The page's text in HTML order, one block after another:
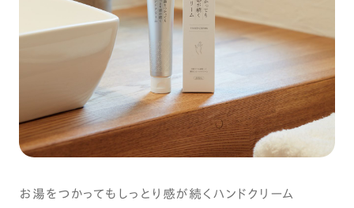
お湯をつかってもしっとり感が続くハンドクリーム